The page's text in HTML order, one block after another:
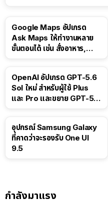
Google Maps อัปเกรด
Ask Maps ให้ทำงานหลาย
ขั้นตอนได้ เช่น สั่งอาหาร,
OpenAI อัปเกรด GPT-5.6
Sol ใหม่ สำหรับผู้ใช้ Plus
และ Pro และขยาย GPT-5.6
อุปกรณ์ Samsung Galaxy
ที่คาดว่าจะรองรับ One UI
9.5
กำลังมาแรง